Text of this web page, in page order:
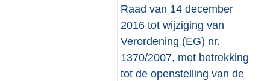
Raad van 14 december
2016 tot wijziging van
Verordening (EG) nr.
1370/2007, met betrekking
tot de openstelling van de